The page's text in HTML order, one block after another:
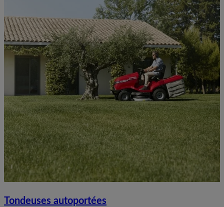
Tondeuses autoportées